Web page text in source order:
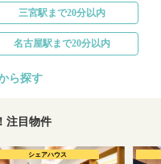
三宮駅まで20分以内
名古屋駅まで20分以内
ら探す
注目物件
シェアハウス